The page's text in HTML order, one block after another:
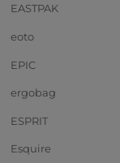
EASTPAK
eoto
EPIC
ergobag
ESPRIT
Esquire